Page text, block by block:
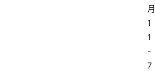
月
1
1
-
7